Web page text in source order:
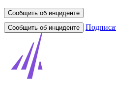
Сообщить об инциденте
Сообщить об инциденте